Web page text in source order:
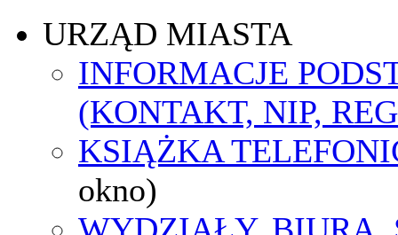
URZĄD MIASTA
INFORMACJE
(KONTAKT, NIP,
KSIĄŻKA
okno)